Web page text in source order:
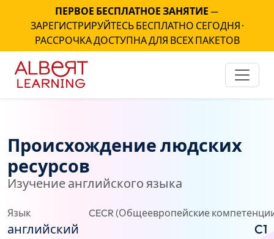
ПЕРВОЕ БЕСПЛАТНОЕ ЗАНЯТИЕ —
ЗАРЕГИСТРИРУЙТЕСЬ БЕСПЛАТНО СЕГОДНЯ ·
РАССРОЧКА ДОСТУПНА ДЛЯ ВСЕХ ПАКЕТОВ
Происхождение людских
ресурсов
Изучение английского языка
Язык
английский
CECR (Общеевропейские
C1